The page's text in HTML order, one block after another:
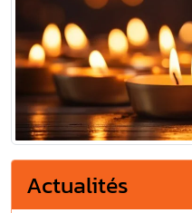
Actualités